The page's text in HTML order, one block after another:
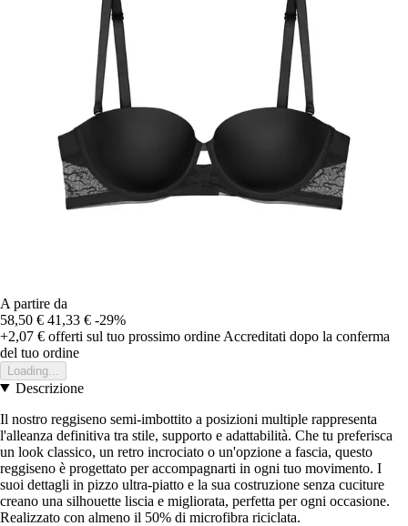
A partire da
58,50 € 41,33 € -29%
+2,07 € offerti sul tuo prossimo ordine Accreditati dopo la conferma
del tuo ordine
Loading...
Descrizione
Il nostro reggiseno semi-imbottito a posizioni multiple rappresenta
l'alleanza definitiva tra stile, supporto e adattabilità. Che tu preferisca
un look classico, un retro incrociato o un'opzione a fascia, questo
reggiseno è progettato per accompagnarti in ogni tuo movimento. I
suoi dettagli in pizzo ultra-piatto e la sua costruzione senza cuciture
creano una silhouette liscia e migliorata, perfetta per ogni occasione.
Realizzato con almeno il 50% di microfibra riciclata.